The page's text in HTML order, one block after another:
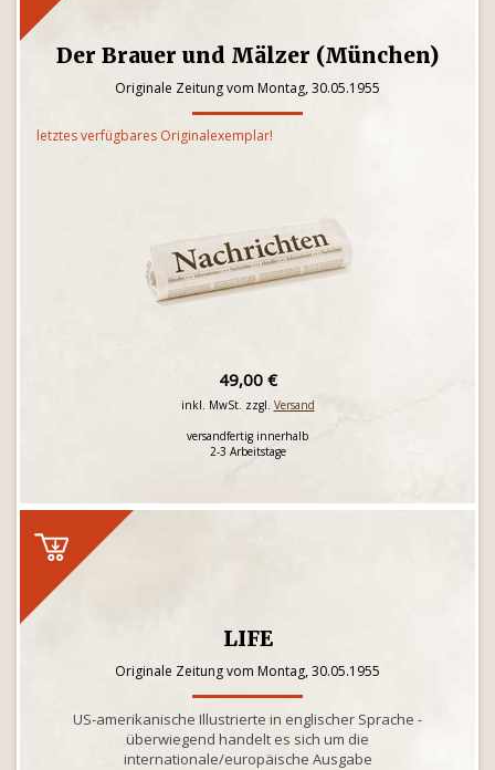
Der Brauer und Mälzer (München)
Originale Zeitung vom Montag, 30.05.1955
letztes verfügbares Originalexemplar!
49,00 €
inkl. MwSt. zzgl. Versand
versandfertig innerhalb
2-3 Arbeitstage
LIFE
Originale Zeitung vom Montag, 30.05.1955
US-amerikanische Illustrierte in englischer Sprache -
überwiegend handelt es sich um die
internationale/europäische Ausgabe